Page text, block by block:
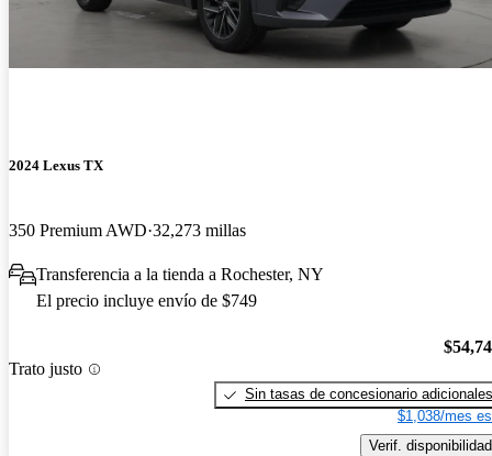
2024 Lexus TX
350 Premium AWD 32,273 millas
Transferencia a la tienda a Rochester, NY
El precio incluye envío de $749
Trato justo
Sin tasas de concesionario adicionales
$1,038/mes
Verif. disponibilidad